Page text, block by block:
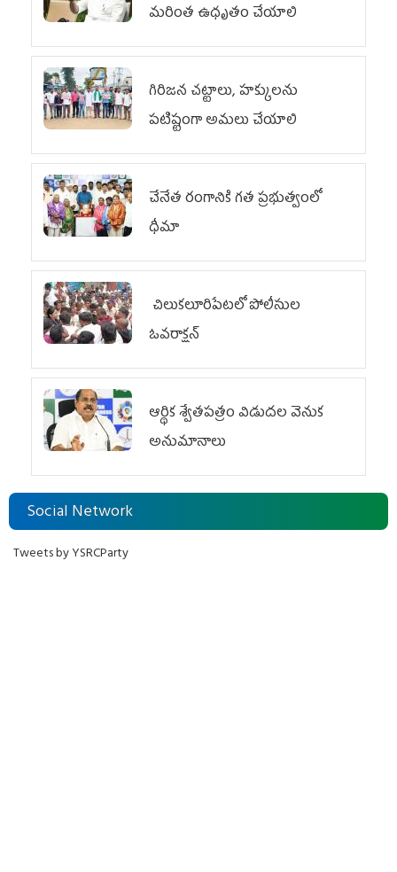
మరింత ఉధృతం చేయాలి
గిరిజన చట్టాలు, హక్కులను
పటిష్టంగా అమలు చేయాలి
చేనేత రంగానికి గత ప్రభుత్వంలో
ధీమా
చిలుక‌లూరిపేట‌లో పోలీసుల
ఓవ‌రాక్ష‌న్‌
ఆర్థిక శ్వేతపత్రం విడుదల వెనుక
అనుమానాలు
Social Network
Tweets by YSRCParty